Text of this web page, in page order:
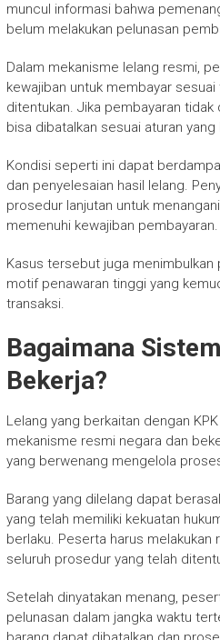
muncul informasi bahwa
belum melakukan pelunasan
Dalam mekanisme lelang resmi,
kewajiban untuk membayar
ditentukan. Jika pembayaran tidak
bisa dibatalkan sesuai aturan yang
Kondisi seperti ini dapat
dan penyelesaian hasil lelang.
prosedur lanjutan untuk
memenuhi kewajiban pembayaran.
Kasus tersebut juga menimbulkan
motif penawaran tinggi yang
transaksi.
Bagaimana
Bekerja?
Lelang yang berkaitan dengan
mekanisme resmi negara dan
yang berwenang mengelola
Barang yang dilelang dapat
yang telah memiliki kekuatan
berlaku. Peserta harus melakukan
seluruh prosedur yang telah
Setelah dinyatakan menang,
pelunasan dalam jangka waktu